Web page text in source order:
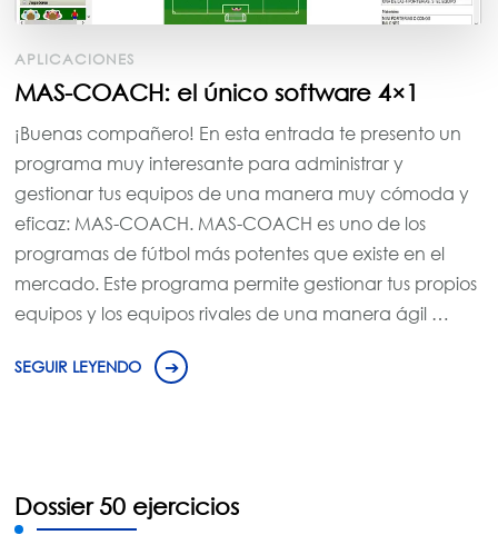
APLICACIONES
MAS-COACH: el único software 4×1
¡Buenas compañero! En esta entrada te presento un
programa muy interesante para administrar y
gestionar tus equipos de una manera muy cómoda y
eficaz: MAS-COACH. MAS-COACH es uno de los
programas de fútbol más potentes que existe en el
mercado. Este programa permite gestionar tus propios
equipos y los equipos rivales de una manera ágil …
SEGUIR LEYENDO
Dossier 50 ejercicios